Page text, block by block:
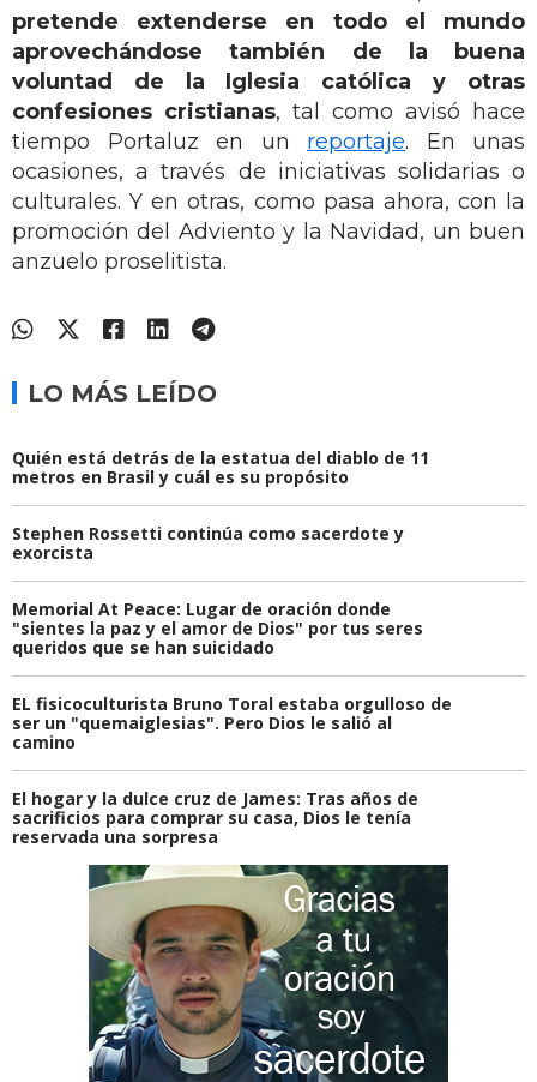
pretende extenderse en todo el mundo
aprovechándose también de la buena
voluntad de la Iglesia católica y otras
confesiones cristianas, tal como avisó hace
tiempo Portaluz en un reportaje. En unas
ocasiones, a través de iniciativas solidarias o
culturales. Y en otras, como pasa ahora, con la
promoción del Adviento y la Navidad, un buen
anzuelo proselitista.
LO MÁS LEÍDO
Quién está detrás de la estatua del diablo de 11
metros en Brasil y cuál es su propósito
Stephen Rossetti continúa como sacerdote y
exorcista
Memorial At Peace: Lugar de oración donde
"sientes la paz y el amor de Dios" por tus seres
queridos que se han suicidado
EL fisicoculturista Bruno Toral estaba orgulloso de
ser un "quemaiglesias". Pero Dios le salió al
camino
El hogar y la dulce cruz de James: Tras años de
sacrificios para comprar su casa, Dios le tenía
reservada una sorpresa